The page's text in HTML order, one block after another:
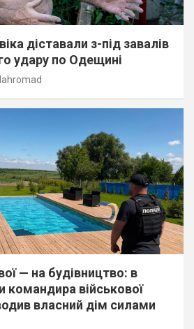
діставали з-під завалів
удару по Одещині
— на будівництво: в
командира військової
власний дім силами